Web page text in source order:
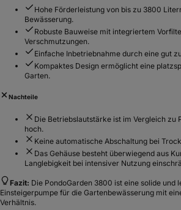
Hohe Förderleistung von bis zu 3800
Bewässerung.
Robuste Bauweise mit integriertem
Verschmutzungen.
Einfache Inbetriebnahme durch eine gut
Kompaktes Design ermöglicht eine
Garten.
Nachteile
Die Betriebslautstärke ist im Vergleich zu
hoch.
Keine automatische Abschaltung bei
Das Gehäuse besteht überwiegend aus
Langlebigkeit bei intensiver Nutzung
Fazit: Die PondoGarden 3800 ist eine solide und
Einsteigerpumpe für die Gartenbewässerung mit
Verhältnis.